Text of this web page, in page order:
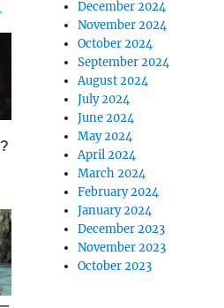
December 2024
November 2024
October 2024
September 2024
August 2024
July 2024
June 2024
May 2024
April 2024
March 2024
February 2024
January 2024
December 2023
November 2023
October 2023